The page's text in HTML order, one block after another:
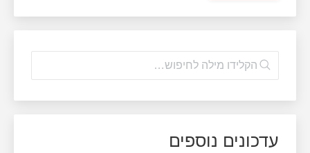
עדכונים נוספים